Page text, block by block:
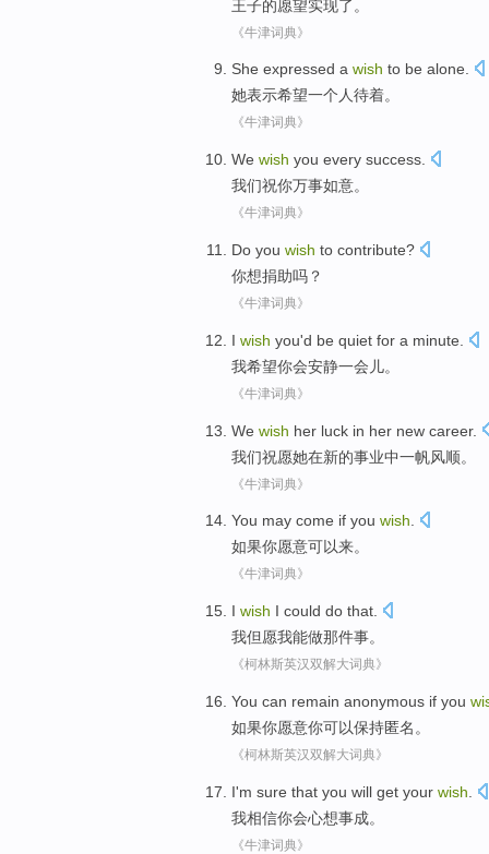
王子的愿望实现了。
《牛津词典》
She expressed a wish to be alone.
她表示希望一个人待着。
《牛津词典》
We wish you every success
我们祝你万事如意。
《牛津词典》
Do you wish to contribute?
你想捐助吗？
《牛津词典》
I wish you'd be quiet for a minute
我希望你会安静一会儿。
《牛津词典》
We wish her luck in her new career.
我们祝愿她在新的事业中一帆风顺。
《牛津词典》
You may come if you wish.
如果你愿意可以来。
《牛津词典》
I wish I could do that
我但愿我能做那件事。
《柯林斯英汉双解大词典》
You can remain anonymous if you
如果你愿意你可以保持匿名 。
《柯林斯英汉双解大词典》
I'm sure that you will get your wish
我相信你会心想事成。
《牛津词典》